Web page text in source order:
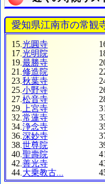
愛知県江南市の常観
15. 光圓寺
17. 光明院
19. 最勝寺
21. 修造院
23. 秋葉寺
25. 小野寺
27. 松音寺
29.
上宮寺 31.
32. 常蓮寺
34. 浄念寺
36. 深妙寺
38. 世尊院
40. 聖壽院 41.
42. 善光寺
44. 大乗教古...